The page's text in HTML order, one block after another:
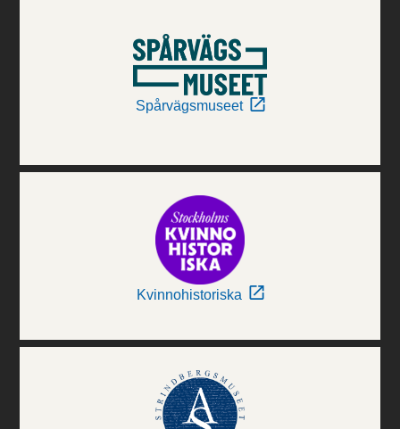
Spårvägsmuseet
Kvinnohistoriska